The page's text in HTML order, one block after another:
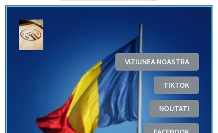
VIZIUNEA NOASTRA
TIKTOK
NOUTATI